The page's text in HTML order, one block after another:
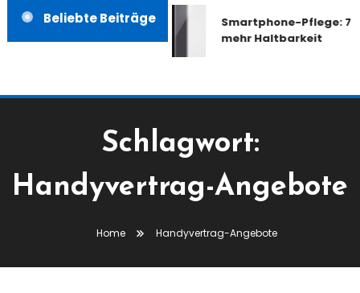
Beliebte Beiträge
Smartphone-Pflege: 7
mehr Haltbarkeit
Schlagwort:
Handyvertrag-Angebote
Home Handyvertrag-Angebote